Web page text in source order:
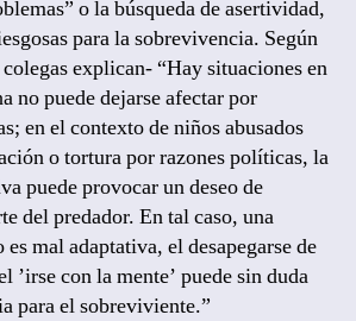
o la búsqueda de asertividad,
para la sobrevivencia. Según
explican- “Hay situaciones en
no puede dejarse afectar por
en el contexto de niños abusados
o tortura por razones políticas, la
puede provocar un deseo de
del predador. En tal caso, una
es mal adaptativa, el desapegarse de
’irse con la mente’ puede sin duda
para el sobreviviente.”